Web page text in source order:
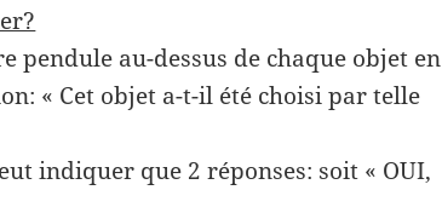
pendule au-dessus de chaque objet en
« Cet objet a-t-il été choisi par telle
indiquer que 2 réponses: soit « OUI,